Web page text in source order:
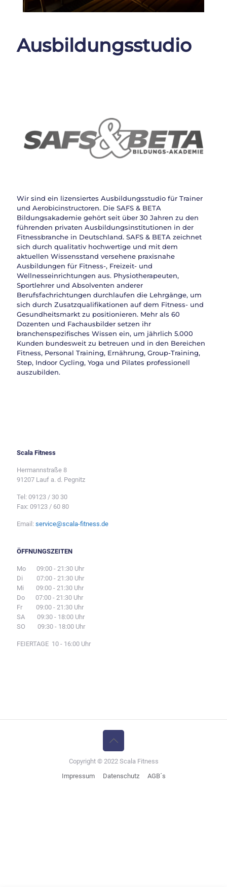
Ausbildungsstudio
Wir sind ein lizensiertes Ausbildungsstudio für Trainer
und Aerobicinstructoren. Die SAFS & BETA
Bildungsakademie gehört seit über 30 Jahren zu den
führenden privaten Ausbildungsinstitutionen in der
Fitnessbranche in Deutschland. SAFS & BETA zeichnet
sich durch qualitativ hochwertige und mit dem
aktuellen Wissensstand versehene praxisnahe
Ausbildungen für Fitness-, Freizeit- und
Wellnesseinrichtungen aus. Physiotherapeuten,
Sportlehrer und Absolventen anderer
Berufsfachrichtungen durchlaufen die Lehrgänge, um
sich durch Zusatzqualifikationen auf dem Fitness- und
Gesundheitsmarkt zu positionieren. Mehr als 60
Dozenten und Fachausbilder setzen ihr
branchenspezifisches Wissen ein, um jährlich 5.000
Kunden bundesweit zu betreuen und in den Bereichen
Fitness, Personal Training, Ernährung, Group-Training,
Step, Indoor Cycling, Yoga und Pilates professionell
auszubilden.
Scala Fitness
Hermannstraße 8
91207 Lauf a. d. Pegnitz
Tel: 09123 / 30 30
Fax: 09123 / 60 80
Email: service@scala-fitness.de
ÖFFNUNGSZEITEN
Mo 09:00 - 21:30 Uhr
Di 07:00 - 21:30 Uhr
Mi 09:00 - 21:30 Uhr
Do 07:00 - 21:30 Uhr
Fr 09:00 - 21:30 Uhr
SA 09:30 - 18:00 Uhr
SO 09:30 - 18:00 Uhr
FEIERTAGE 10 - 16:00 Uhr
Copyright © 2022 Scala Fitness
Impressum
Datenschutz AGB´s